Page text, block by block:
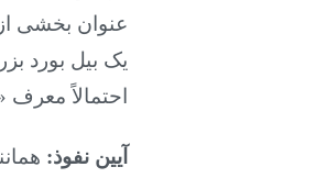
عنوان بخشی از
یک بیل بورد
احتمالاً
آیین نفوذ: